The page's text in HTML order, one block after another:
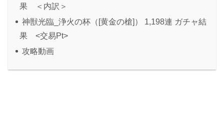
果 ＜内訳＞
神獣光臨_浄火の杯（[黄金の槍]） 1,198連 ガチャ結
果 <交易Pt>
攻略動画